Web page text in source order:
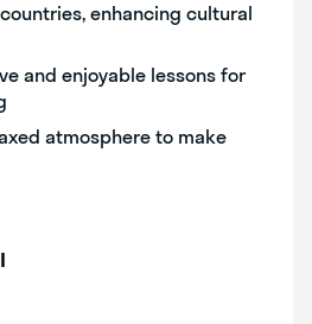
enhancing cultural
and enjoyable lessons for
atmosphere to make